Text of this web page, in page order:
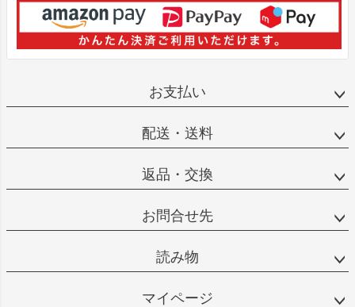
お支払い
配送・送料
返品・交換
お問合せ先
読み物
マイページ